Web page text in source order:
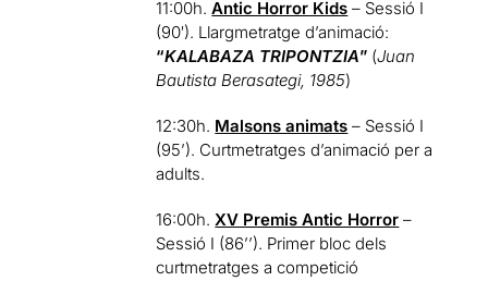
11:00h.Antic Horror Kids – Sessió I
(90′). Llargmetratge d’animació:
“KALABAZA TRIPONTZIA” (Juan
Bautista Berasategi, 1985)
12:30h. Malsons animats – Sessió I
(95’). Curtmetratges d’animació per a
adults.
16:00h.XV Premis Antic Horror –
Sessió I (86’’). Primer bloc dels
curtmetratges a competició